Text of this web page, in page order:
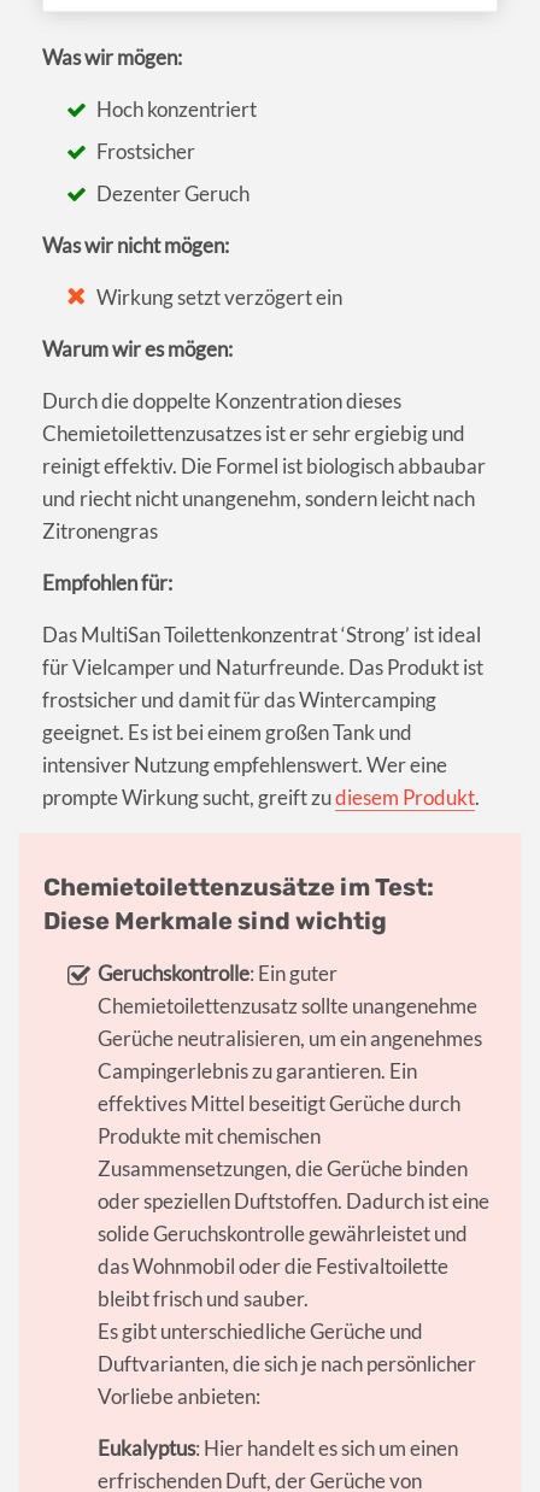
Was wir mögen:
Hoch konzentriert
Frostsicher
Dezenter Geruch
Was wir nicht mögen:
Wirkung setzt verzögert ein
Warum wir es mögen:
Durch die doppelte Konzentration dieses
Chemietoilettenzusatzes ist er sehr ergiebig und
reinigt effektiv. Die Formel ist biologisch abbaubar
und riecht nicht unangenehm, sondern leicht nach
Zitronengras
Empfohlen für:
Das MultiSan Toilettenkonzentrat ‘Strong’ ist ideal
für Vielcamper und Naturfreunde. Das Produkt ist
frostsicher und damit für das Wintercamping
geeignet. Es ist bei einem großen Tank und
intensiver Nutzung empfehlenswert. Wer eine
prompte Wirkung sucht, greift zudiesem Produkt.
Chemietoilettenzusätze im Test:
Diese Merkmale sind wichtig
Geruchskontrolle: Ein guter
Chemietoilettenzusatz sollte unangenehme
Gerüche neutralisieren, um ein angenehmes
Campingerlebnis zu garantieren. Ein
effektives Mittel beseitigt Gerüche durch
Produkte mit chemischen
Zusammensetzungen, die Gerüche binden
oder speziellen Duftstoffen. Dadurch ist eine
solide Geruchskontrolle gewährleistet und
das Wohnmobil oder die Festivaltoilette
bleibt frisch und sauber.
Es gibt unterschiedliche Gerüche und
Duftvarianten, die sich je nach persönlicher
Vorliebe anbieten:
Eukalyptus: Hier handelt es sich um einen
erfrischenden Duft, der Gerüche von